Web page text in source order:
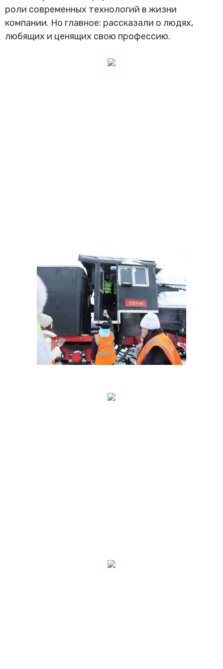
Трансфер пассажиров
роли современных технологий в жизни
компании. Но главное: рассказали о людях,
любящих и ценящих свою профессию.